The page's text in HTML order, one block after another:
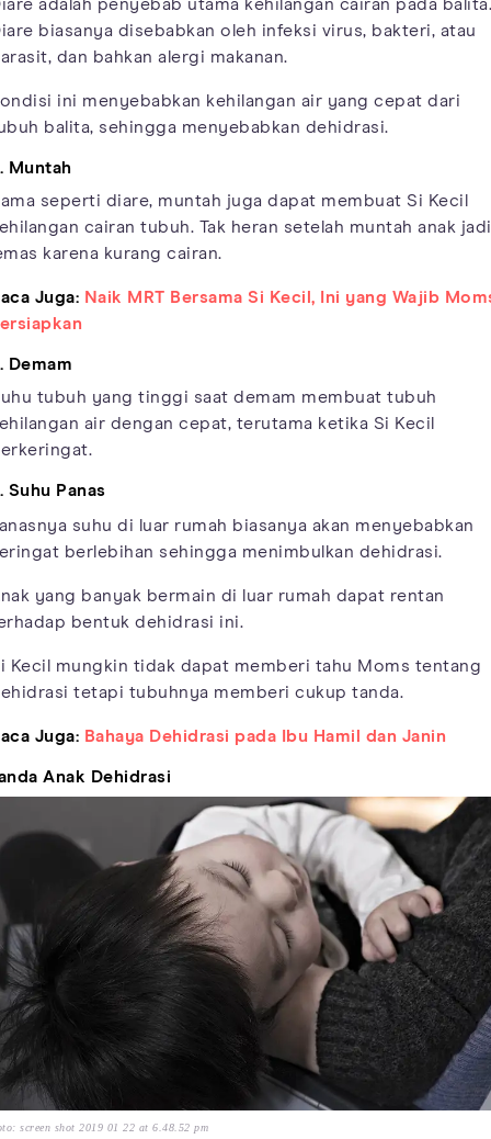
adalah penyebab utama kehilangan cairan pada balita.
biasanya disebabkan oleh infeksi virus, bakteri, atau
dan bahkan alergi makanan.
ini menyebabkan kehilangan air yang cepat dari
balita, sehingga menyebabkan dehidrasi.
Muntah
seperti diare, muntah juga dapat membuat Si Kecil
cairan tubuh. Tak heran setelah muntah anak jadi
karena kurang cairan.
Juga: Naik MRT Bersama Si Kecil, Ini yang Wajib
Demam
tubuh yang tinggi saat demam membuat tubuh
air dengan cepat, terutama ketika Si Kecil
Suhu Panas
suhu di luar rumah biasanya akan menyebabkan
berlebihan sehingga menimbulkan dehidrasi.
yang banyak bermain di luar rumah dapat rentan
bentuk dehidrasi ini.
Kecil mungkin tidak dapat memberi tahu Moms tentang
tetapi tubuhnya memberi cukup tanda.
Juga: Bahaya Dehidrasi pada Ibu Hamil dan Janin
Anak Dehidrasi
screen shot 2019 01 22 at 6.48.52 pm